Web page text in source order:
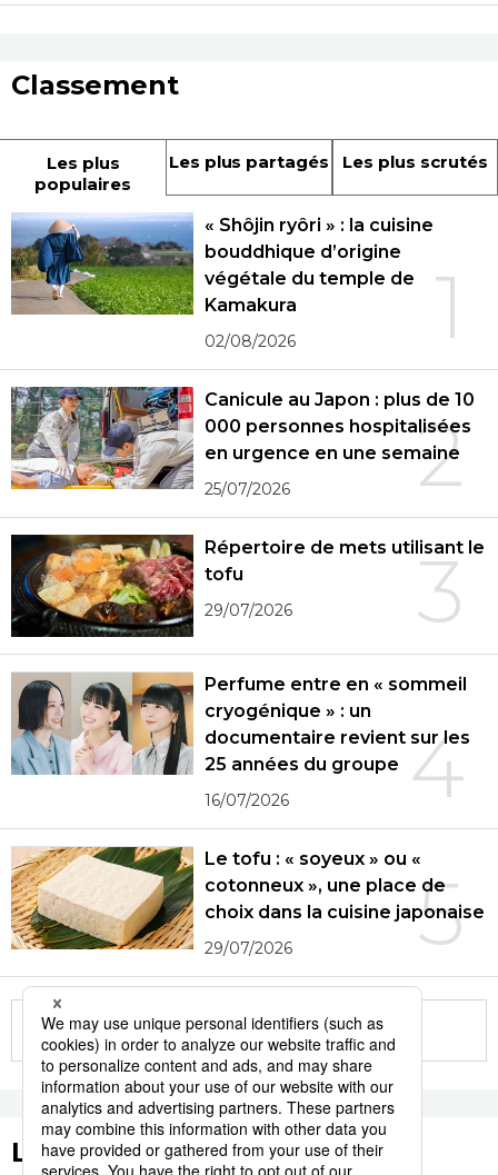
Classement
Les plus
populaires
Les plus partagés Les plus scrutés
1
« Shôjin ryôri » : la cuisine
bouddhique d’origine
végétale du temple de
Kamakura
02/08/2026
2
Canicule au Japon : plus de 10
000 personnes hospitalisées
en urgence en une semaine
25/07/2026
3
Répertoire de mets utilisant le
tofu
29/07/2026
4
Perfume entre en « sommeil
cryogénique » : un
documentaire revient sur les
25 années du groupe
16/07/2026
5
Le tofu : « soyeux » ou «
cotonneux », une place de
choix dans la cuisine japonaise
29/07/2026
More in this series
Les tags populaires